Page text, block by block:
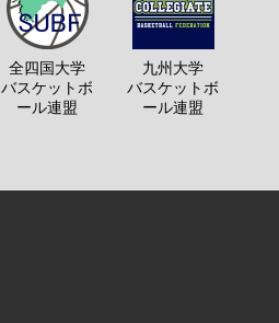
全四国大学
バスケットボ
ール連盟
九州大学
バスケットボ
ール連盟